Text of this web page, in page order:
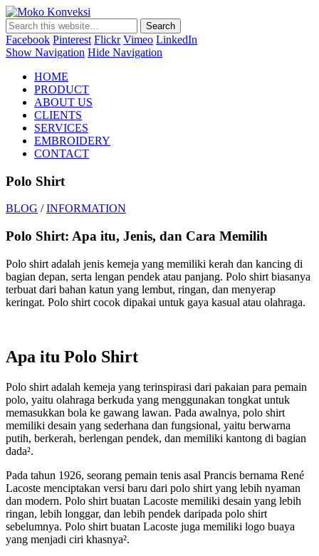
Jasa Bordir Komputer & Seragam Custom
Facebook Pinterest Flickr Vimeo LinkedIn
Show Navigation Hide Navigation
HOME
PRODUCT
ABOUT US
CLIENTS
SERVICES
EMBROIDERY
CONTACT
Polo Shirt
BLOG /INFORMATION
Polo Shirt: Apa itu, Jenis, dan Cara Memilih
Polo shirt adalah jenis kemeja yang memiliki kerah dan kancing di
bagian depan, serta lengan pendek atau panjang. Polo shirt biasanya
terbuat dari bahan katun yang lembut, ringan, dan menyerap
keringat. Polo shirt cocok dipakai untuk gaya kasual atau olahraga.
Apa itu Polo Shirt
Polo shirt adalah kemeja yang terinspirasi dari pakaian para pemain
polo, yaitu olahraga berkuda yang menggunakan tongkat untuk
memasukkan bola ke gawang lawan. Pada awalnya, polo shirt
memiliki desain yang sederhana dan fungsional, yaitu berwarna
putih, berkerah, berlengan pendek, dan memiliki kantong di bagian
dada².
Pada tahun 1926, seorang pemain tenis asal Prancis bernama René
Lacoste menciptakan versi baru dari polo shirt yang lebih nyaman
dan modern. Polo shirt buatan Lacoste memiliki desain yang lebih
ringan, lebih longgar, dan lebih pendek daripada polo shirt
sebelumnya. Polo shirt buatan Lacoste juga memiliki logo buaya
yang menjadi ciri khasnya².